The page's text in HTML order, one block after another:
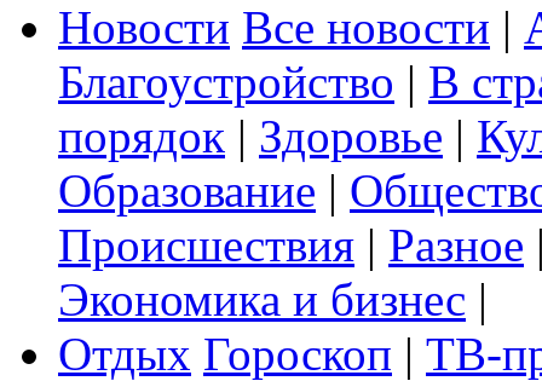
Новости Все новости |
Благоустройство | В
порядок | Здоровье |
Образование |
Происшествия | Разное
Экономика и бизнес |
Отдых Гороскоп | ТВ-